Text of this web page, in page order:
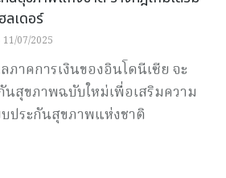
เดอร์
11/07/2025
าคการเงินของอินโดนีเซีย จะ
นสุขภาพฉบับใหม่เพื่อเสริมความ
ประกันสุขภาพแห่งชาติ